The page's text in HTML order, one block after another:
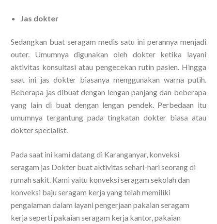
Jas dokter
Sedangkan buat seragam medis satu ini perannya menjadi
outer. Umumnya digunakan oleh dokter ketika layani
aktivitas konsultasi atau pengecekan rutin pasien. Hingga
saat ini jas dokter biasanya menggunakan warna putih.
Beberapa jas dibuat dengan lengan panjang dan beberapa
yang lain di buat dengan lengan pendek. Perbedaan itu
umumnya tergantung pada tingkatan dokter biasa atau
dokter specialist.
Pada saat ini kami datang di Karanganyar, konveksi
seragam jas Dokter buat aktivitas sehari-hari seorang di
rumah sakit. Kami yaitu konveksi seragam sekolah dan
konveksi baju seragam kerja yang telah memiliki
pengalaman dalam layani pengerjaan pakaian seragam
kerja seperti pakaian seragam kerja kantor, pakaian